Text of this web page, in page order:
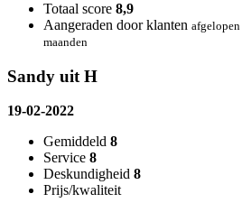
Totaal score 8,9
Aangeraden door klanten
maanden
Sandy uit H
19-02-2022
Gemiddeld 8
Service 8
Deskundigheid 8
Prijs/kwaliteit